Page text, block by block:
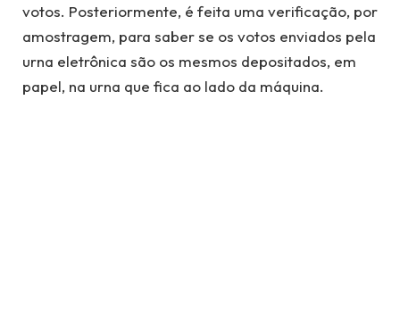
votos. Posteriormente, é feita uma verificação, por
amostragem, para saber se os votos enviados pela
urna eletrônica são os mesmos depositados, em
papel, na urna que fica ao lado da máquina.